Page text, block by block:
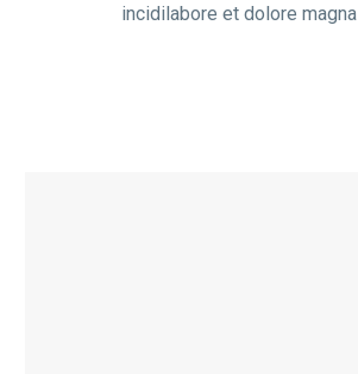
incidilabore et dolore magna